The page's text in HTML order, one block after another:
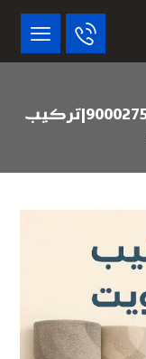
شراء وتركيب سجاد بالكويت 90002751|تركيب